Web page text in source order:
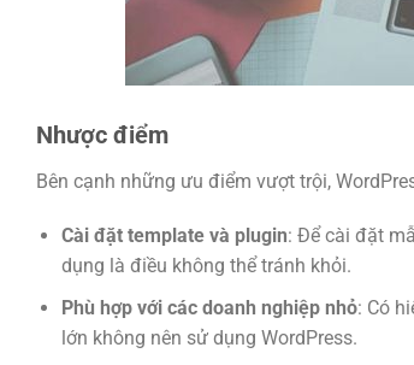
Nhược điểm
Bên cạnh những ưu điểm vượt trội,
Cài đặt template và plugin: Để cài đặt
dụng là điều không thể tránh khỏi.
Phù hợp với các doanh nghiệp nhỏ: Có
lớn không nên sử dụng WordPress.